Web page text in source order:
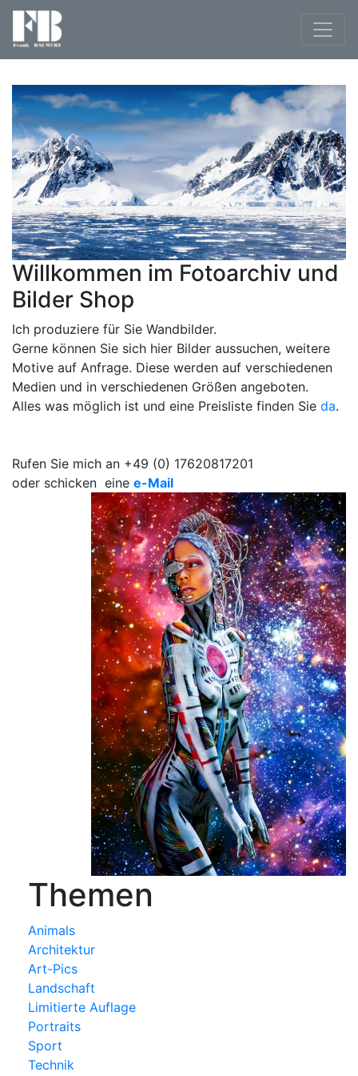
Willkommen im Fotoarchiv und
Bilder Shop
Ich produziere für Sie Wandbilder.
Gerne können Sie sich hier Bilder aussuchen, weitere
Motive auf Anfrage. Diese werden auf verschiedenen
Medien und in verschiedenen Größen angeboten.
Alles was möglich ist und eine Preisliste finden Sie da.
Rufen Sie mich an +49 (0) 17620817201
oder schicken eine e-Mail
Themen
Animals
Architektur
Art-Pics
Landschaft
Limitierte Auflage
Portraits
Sport
Technik